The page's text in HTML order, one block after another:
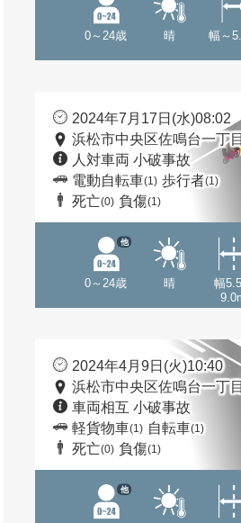
0～24歳 晴 幅～
2024年7月17日(水)08:02
浜松市中央区佐鳴台一丁
人対車両 小破事故
電動自転車(1) 歩行者(1)
死亡(0) 負傷(1)
0～24歳
他
晴
幅
2024年4月9日(火)10:40
浜松市中央区佐鳴台一丁
車両相互 小破事故
軽貨物車(1) 自転車(1)
死亡(0) 負傷(1)
他